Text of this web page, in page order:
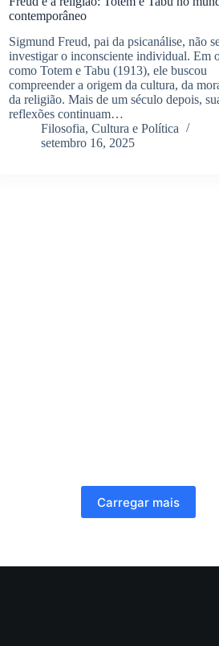
contemporâneo
Sigmund Freud, pai da psicanálise, não
investigar o inconsciente individual. Em
como Totem e Tabu (1913), ele buscou
compreender a origem da cultura, da
da religião. Mais de um século depois,
reflexões continuam…
Filosofia, Cultura e Política
setembro 16, 2025
Carregar mais